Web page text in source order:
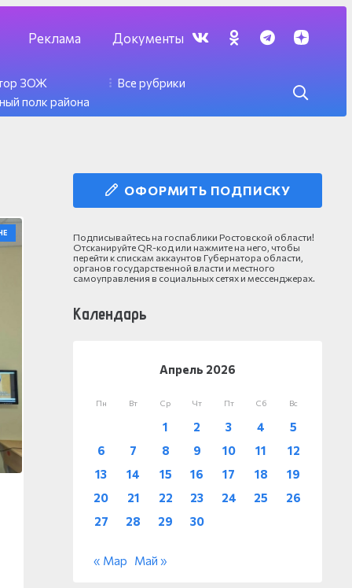
Реклама Документы
ЗОЖ
полк района
Все рубрики
ОФОРМИТЬ ПОДПИСКУ
Подписывайтесь на госпаблики Ростовской области!
Отсканируйте QR-код или нажмите на него, чтобы
перейти к спискам аккаунтов Губернатора области,
органов государственной власти и местного
самоуправления в социальных сетях и мессенджерах.
Календарь
Апрель 2026
Пн Вт Ср Чт Пт Сб Вс
1 2 3 4
5
6
7 8 9 10 11
12
13
14 15 16 17 18
19
20
21 22 23 24 25
26
27
28 29 30
« Мар Май »